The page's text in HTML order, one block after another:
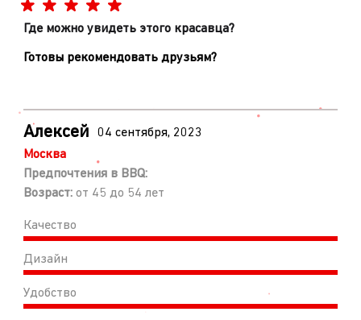
Где можно увидеть этого красавца?
Готовы рекомендовать друзьям?
Алексей
04 сентября, 2023
Москва
Предпочтения в BBQ:
Возраст: от 45 до 54 лет
Качество
Дизайн
Удобство